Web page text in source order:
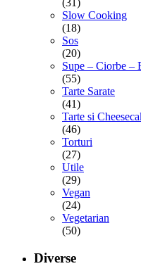
(31)
Slow Cooking
(18)
Sos
(20)
Supe – Ciorbe –
(55)
Tarte Sarate
(41)
Tarte si
(46)
Torturi
(27)
Utile
(29)
Vegan
(24)
Vegetarian
(50)
Diverse